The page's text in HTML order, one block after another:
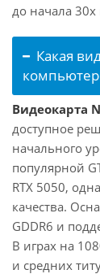
до начала 30х
Какая
Видеокарта
доступное
начального
популярной
RTX 5050,
качества.
GDDR6 и
В играх на
и средних